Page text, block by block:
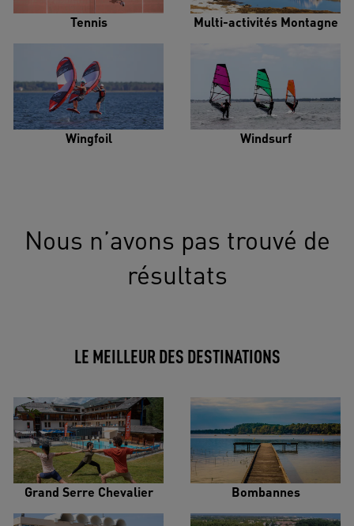
Tennis Multi-activités Montagne
Wingfoil Windsurf
Nous n’avons pas trouvé de
résultats
LE MEILLEUR DES DESTINATIONS
Grand Serre Chevalier Bombannes